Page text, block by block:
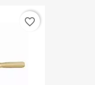
favorite_border